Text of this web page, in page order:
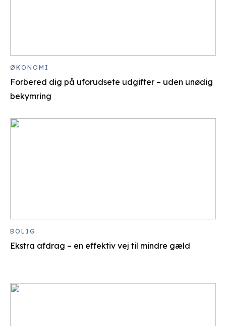
Forbered dig på uforudsete udgifter – uden unødig
bekymring
ØKONOMI
Ekstra afdrag – en effektiv vej til mindre gæld
BOLIG